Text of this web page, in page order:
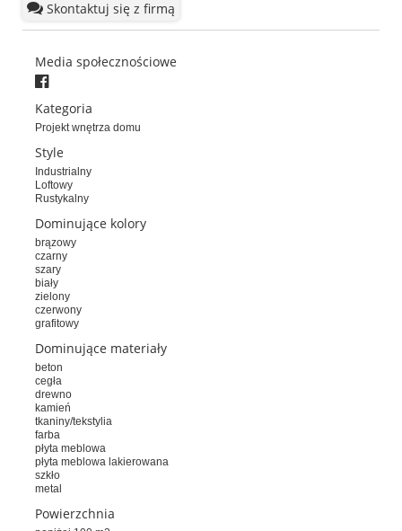
Skontaktuj się z firmą
Media społecznościowe
Kategoria
Projekt wnętrza domu
Style
Industrialny
Loftowy
Rustykalny
Dominujące kolory
brązowy
czarny
szary
biały
zielony
czerwony
grafitowy
Dominujące materiały
beton
cegła
drewno
kamień
tkaniny/tekstylia
farba
płyta meblowa
płyta meblowa lakierowana
szkło
metal
Powierzchnia